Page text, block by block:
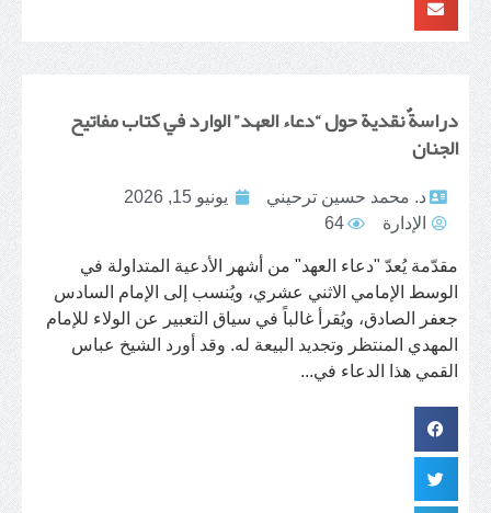
دراسةٌ نقدية حول “دعاء العهد” الوارد في كتاب مفاتيح
الجنان
د. محمد حسين ترحيني
يونيو 15, 2026
الإدارة
64
مقدّمة يُعدّ "دعاء العهد" من أشهر الأدعية المتداولة في
الوسط الإمامي الاثني عشري، ويُنسب إلى الإمام السادس
جعفر الصادق، ويُقرأ غالباً في سياق التعبير عن الولاء للإمام
المهدي المنتظر وتجديد البيعة له. وقد أورد الشيخ عباس
القمي هذا الدعاء في...